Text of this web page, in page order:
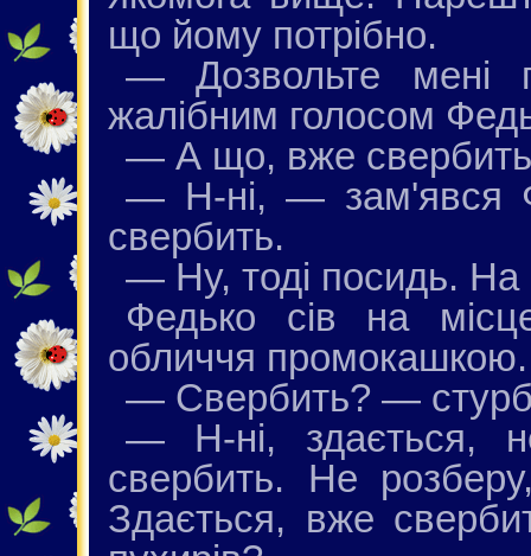
що йому потрібно.
— Дозвольте мені
жалібним голосом
— А що, вже
— Н-ні, — зам'явся
свербить.
— Ну, тоді посидь. На
Федько сів на
обличчя промокашкою.
— Свербить? —
— Н-ні, здається,
свербить. Не
Здається, вже